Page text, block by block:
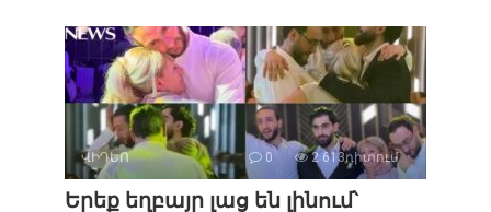
ՎԻԴԵՈ 0 2 613դիտում
Երեք եղբայր լաց են լինում՝